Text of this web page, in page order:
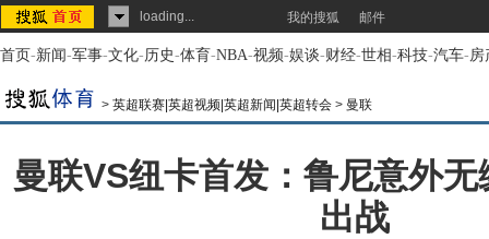
loading... 我的搜狐 邮件
首页-新闻-军事-文化-历史-体育-NBA-视频-娱谈-财经-世相-科技-汽车-房
> 英超联赛|英超视频|英超新闻|英超转会 > 曼联
曼联VS纽卡首发：鲁尼意外
出战